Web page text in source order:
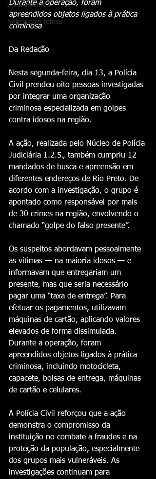
Curiosidades
Notícia com fofoca
Durante a operação, foram
apreendidos objetos ligados à prática
criminosa
Da Redação
Nesta segunda-feira, dia 13, a Polícia
Civil prendeu oito pessoas investigadas
por integrar uma organização
criminosa especializada em golpes
contra idosos na região.
A ação, realizada pelo Núcleo de Polícia
Judiciária 1.2.5., também cumpriu 12
mandados de busca e apreensão em
diferentes endereços de Rio Preto. De
acordo com a investigação, o grupo é
apontado como responsável por mais
de 30 crimes na região, envolvendo o
chamado “golpe do falso presente”.
Os suspeitos abordavam pessoalmente
as vítimas — na maioria idosos — e
informavam que entregariam um
presente, mas que seria necessário
pagar uma “taxa de entrega”. Para
efetuar os pagamentos, utilizavam
máquinas de cartão, aplicando valores
elevados de forma dissimulada.
Durante a operação, foram
apreendidos objetos ligados à prática
criminosa, incluindo motocicleta,
capacete, bolsas de entrega, máquinas
de cartão e celulares.
A Polícia Civil reforçou que a ação
demonstra o compromisso da
instituição no combate a fraudes e na
proteção da população, especialmente
dos grupos mais vulneráveis. As
investigações continuam para